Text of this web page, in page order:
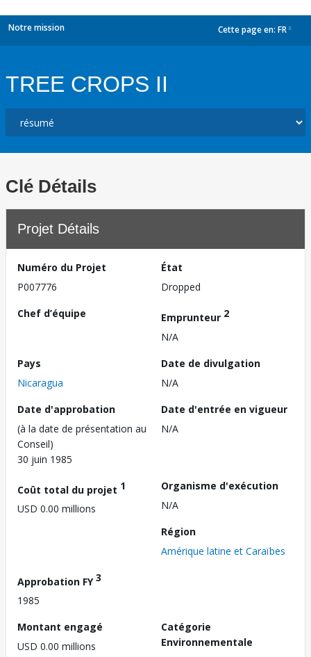
Notre mission Cette page en: FR
TREE CROPS II
Clé Détails
Projet Détails
Numéro du Projet
P007776
État
Dropped
Chef d’équipe
Emprunteur 2
N/A
Pays
Nicaragua
Date de divulgation
N/A
Date d'approbation
(à la date de présentation au
Conseil)
30 juin 1985
Date d'entrée en vigueur
N/A
Coût total du projet 1
USD 0.00 millions
Organisme d'exécution
N/A
Région
Amérique latine et Caraïbes
Approbation FY3
1985
Montant engagé
USD 0.00 millions
Catégorie
Environnementale